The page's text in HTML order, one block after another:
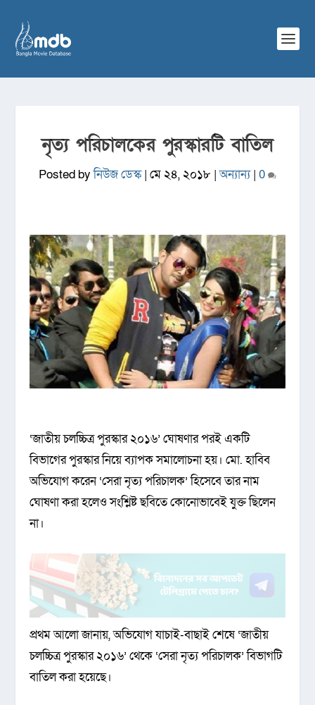
নৃত্য পরিচালকের পুরস্কারটি বাতিল
Posted byনিউজ ডেস্ক| মে ২৪, ২০১৮ |অন্যান্য| 0
‘জাতীয় চলচ্চিত্র পুরস্কার ২০১৬’ ঘোষণার পরই একটি
বিভাগের পুরস্কার নিয়ে ব্যাপক সমালোচনা হয়। মো. হাবিব
অভিযোগ করেন ‘সেরা নৃত্য পরিচালক’ হিসেবে তার নাম
ঘোষণা করা হলেও সংশ্লিষ্ট ছবিতে কোনোভাবেই যুক্ত ছিলেন
না।
প্রথম আলো জানায়, অভিযোগ যাচাই-বাছাই শেষে ‘জাতীয়
চলচ্চিত্র পুরস্কার ২০১৬’ থেকে ‘সেরা নৃত্য পরিচালক’ বিভাগটি
বাতিল করা হয়েছে।